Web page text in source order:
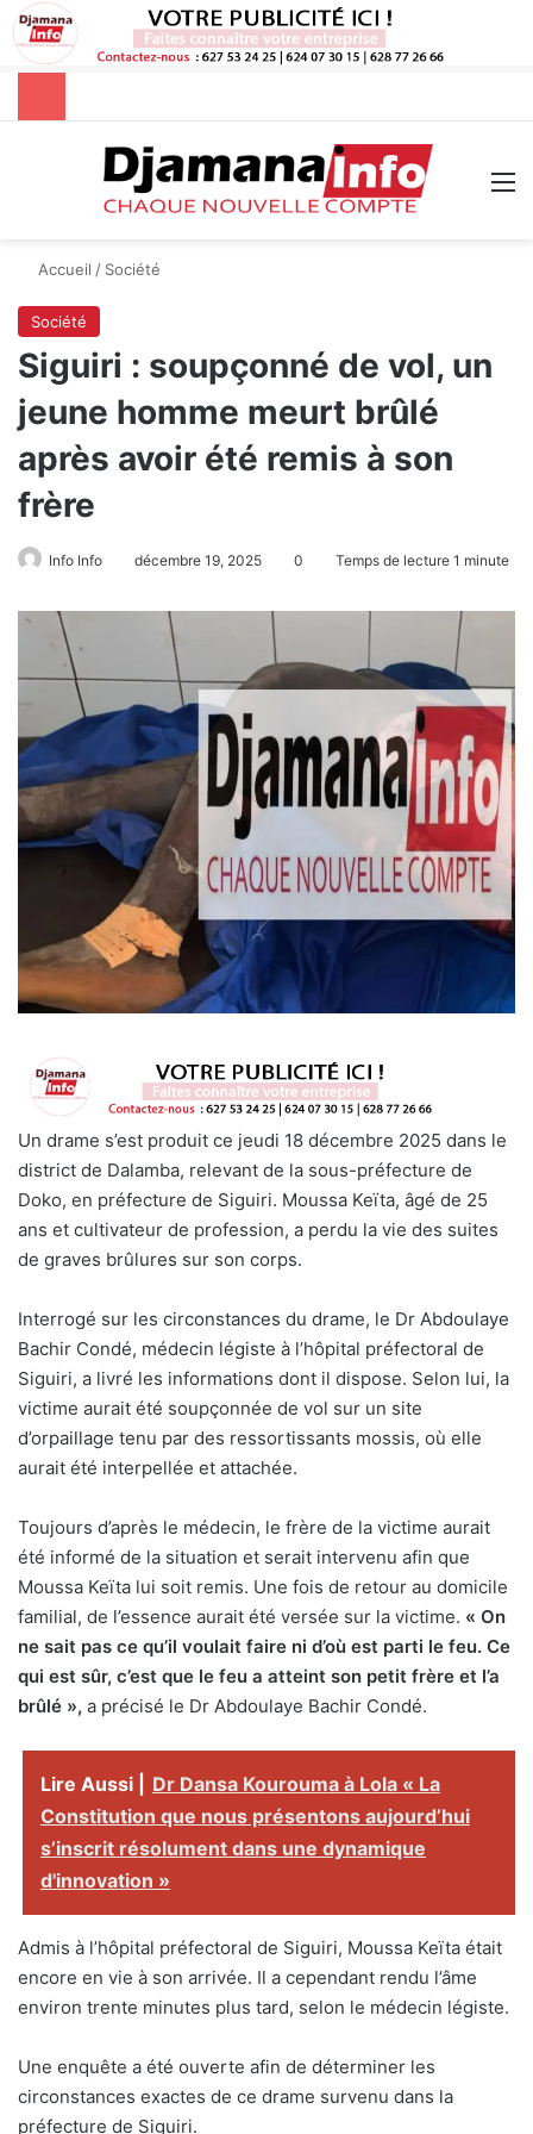
Rechercher
Accueil / Société
Société
Siguiri : soupçonné de vol, un
jeune homme meurt brûlé
après avoir été remis à son
frère
Info Info décembre 19, 2025 0 Temps de lecture 1 minute
Un drame s’est produit ce jeudi 18 décembre 2025 dans le
district de Dalamba, relevant de la sous-préfecture de
Doko, en préfecture de Siguiri. Moussa Keïta, âgé de 25
ans et cultivateur de profession, a perdu la vie des suites
de graves brûlures sur son corps.
Interrogé sur les circonstances du drame, le Dr Abdoulaye
Bachir Condé, médecin légiste à l’hôpital préfectoral de
Siguiri, a livré les informations dont il dispose. Selon lui, la
victime aurait été soupçonnée de vol sur un site
d’orpaillage tenu par des ressortissants mossis, où elle
aurait été interpellée et attachée.
Toujours d’après le médecin, le frère de la victime aurait
été informé de la situation et serait intervenu afin que
Moussa Keïta lui soit remis. Une fois de retour au domicile
familial, de l’essence aurait été versée sur la victime. « On
ne sait pas ce qu’il voulait faire ni d’où est parti le feu. Ce
qui est sûr, c’est que le feu a atteint son petit frère et l’a
brûlé », a précisé le Dr Abdoulaye Bachir Condé.
Lire Aussi |
Dr Dansa Kourouma à Lola « La
Constitution que nous présentons aujourd’hui
s’inscrit résolument dans une dynamique
d'innovation »
Admis à l’hôpital préfectoral de Siguiri, Moussa Keïta était
encore en vie à son arrivée. Il a cependant rendu l’âme
environ trente minutes plus tard, selon le médecin légiste.
Une enquête a été ouverte afin de déterminer les
circonstances exactes de ce drame survenu dans la
préfecture de Siguiri.